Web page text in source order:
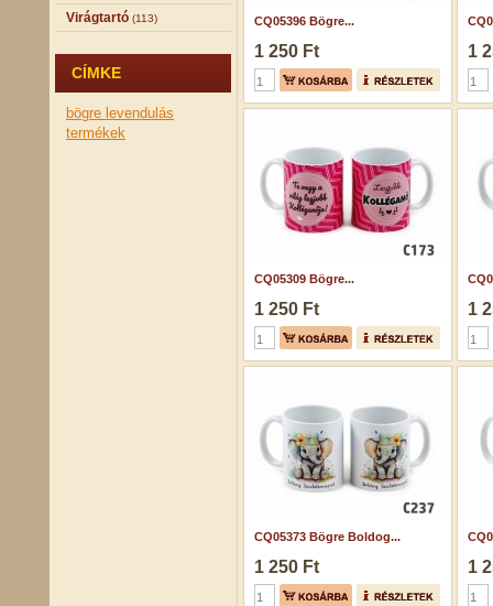
Virágtartó (113)
CÍMKE
bögre levendulás
termékek
CQ05396 Bögre...
1 250 Ft 1
CQ05309 Bögre...
1 250 Ft 1
CQ05373 Bögre Boldog...
1 250 Ft 1